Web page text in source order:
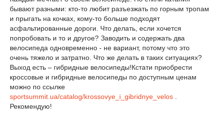
бывают разными: кто-то любит разъезжать по горным тропам
и прыгать на кочках, кому-то больше подходят
асфальтированные дороги. Что делать, если хочется
попробовать и то и другое? Заводить и содержать два
велосипеда одновременно - не вариант, потому что это
очень тяжело и затратно. Что же делать в таких ситуациях?
Выход есть – гибридные велосипеды!Кстати приобрести
кроссовые и гибридные велосипеды по доступным ценам
можно по ссылке
sportsummit.ua/catalog/krossovye_i_gibridnye_velos
Рекомендую!